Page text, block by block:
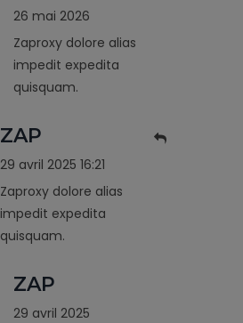
26 mai 2026
Zaproxy dolore alias
impedit expedita
quisquam.
ZAP
29 avril 2025 16:21
Zaproxy dolore alias
impedit expedita
quisquam.
ZAP
29 avril 2025